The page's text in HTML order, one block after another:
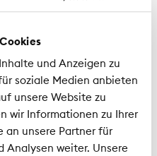
und Anzeigen zu
soziale Medien anbieten
unsere Website zu
wir Informationen zu Ihrer
an unsere Partner für
Analysen weiter. Unsere
de